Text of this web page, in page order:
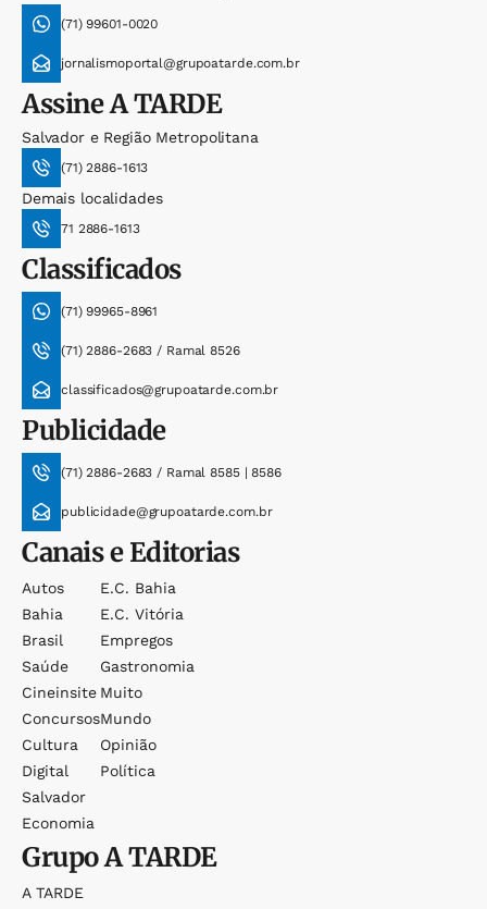
(71) 99601-0020
jornalismoportal@grupoatarde.com.br
AssineA TARDE
Salvador e Região Metropolitana
(71) 2886-1613
Demais localidades
71 2886-1613
Classificados
(71) 99965-8961
(71) 2886-2683 / Ramal 8526
classificados@grupoatarde.com.br
Publicidade
(71) 2886-2683 / Ramal 8585 | 8586
publicidade@grupoatarde.com.br
Canais e Editorias
Autos
Bahia
Brasil
Saúde
Cineinsite
Concursos
Cultura
Digital
Salvador
Economia
E.c. Bahia
E.c. Vitória
Empregos
Gastronomia
Muito
Mundo
Opinião
Política
GrupoA TARDE
A TARDE